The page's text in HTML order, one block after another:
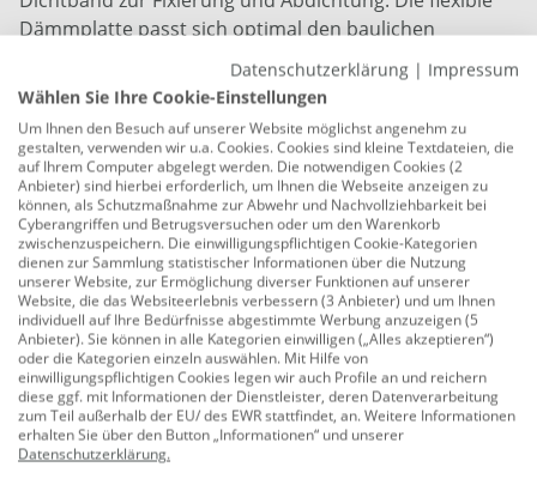
Dämmplatte passt sich optimal den baulichen
Gegebenheiten an und der Dämmkeil mit
Steckverbindung erleichtert den Einbau. Lieferumfang:
Komplett Set mit Dämmplatte, Dämmkeil und Alu-Tape
Format Platte: 50 x 100 cm, 13 mm stark
Format Keil: 24 x 100 cm
maximale Heizkostenersparnis !
keine kalte Zugluft, kein Schimmel !
wirksame Schallreduzierung !
bis zu 55 % Energieeinsparung (im Verhältnis zu
einem 24 cm starken Ziegelmauerwerk)
passend für alle Rollladenkästen, beliebig
erweiterbar
Datenschutzerklärung | Impressum
Wählen Sie Ihre Cookie-Einstellungen
Um Ihnen den Besuch auf unserer Website möglichst angenehm zu
gestalten, verwenden wir u.a. Cookies. Cookies sind kleine Textdateien, die
auf Ihrem Computer abgelegt werden. Die notwendigen Cookies (2
Anbieter) sind hierbei erforderlich, um Ihnen die Webseite anzeigen zu
können, als Schutzmaßnahme zur Abwehr und Nachvollziehbarkeit bei
Cyberangriffen und Betrugsversuchen oder um den Warenkorb
zwischenzuspeichern. Die einwilligungspflichtigen Cookie-Kategorien
dienen zur Sammlung statistischer Informationen über die Nutzung
unserer Website, zur Ermöglichung diverser Funktionen auf unserer
Website, die das Websiteerlebnis verbessern (3 Anbieter) und um Ihnen
individuell auf Ihre Bedürfnisse abgestimmte Werbung anzuzeigen (5
Anbieter). Sie können in alle Kategorien einwilligen („Alles akzeptieren“)
oder die Kategorien einzeln auswählen. Mit Hilfe von
einwilligungspflichtigen Cookies legen wir auch Profile an und reichern
diese ggf. mit Informationen der Dienstleister, deren Datenverarbeitung
zum Teil außerhalb der EU/ des EWR stattfindet, an. Weitere Informationen
erhalten Sie über den Button „Informationen“ und unserer
Datenschutzerklärung.